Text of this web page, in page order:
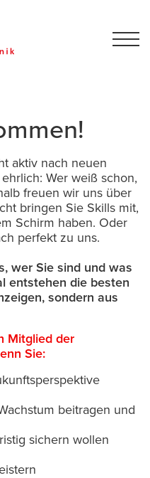
aktiv nach neuen
Wer weiß schon,
freuen wir uns über
bringen Sie Skills mit,
Schirm haben. Oder
perfekt zu uns.
wer Sie sind und was
entstehen die besten
sondern aus
Mitglied der
Sie:
beitragen und
sichern wollen